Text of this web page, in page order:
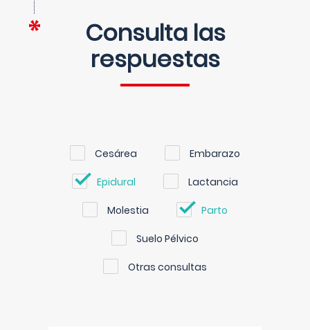
Consulta las
respuestas
Cesárea Embarazo
Epidural Lactancia
Molestia Parto
Suelo Pélvico
Otras consultas